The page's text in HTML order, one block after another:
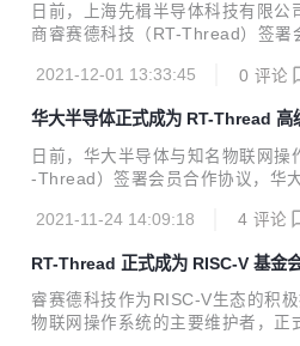
日前，上海先楫半导体科技有限公
商睿赛德科技（RT-Thread）签署
通用MCU芯片和RT-Thread物联网
出贡献。
2021-12-01 13:33:45 0 评论
华大半导体正式成为 RT-Thread 高
日前，华大半导体与知名物联网
-Thread）签署会员合作协议，华
操作系统，深度合作、充分发挥各
供更具本土化特色的软硬一体产品
持。 华大MCU面向物联网、家电
于核心智能控制芯片的设计，为客
2021-11-24 14:09:18 4 评论
RT-Thread 正式成为 RISC-V 基金
睿赛德科技作为RISC-V生态的积
物联网操作系统的主要维护者，正